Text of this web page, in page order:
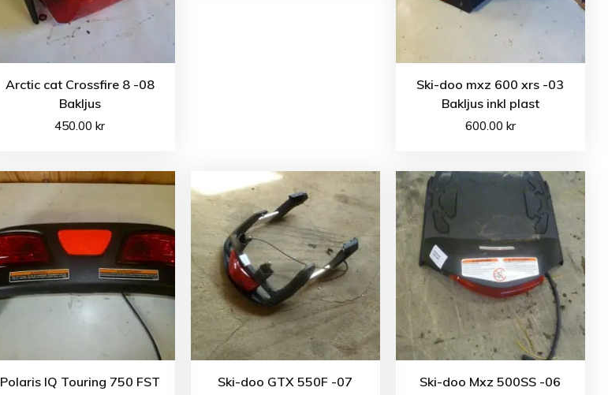
Arctic cat Crossfire 8 -08
Bakljus
450.00kr
Ski-doo mxz 600 xrs -03
Bakljus inkl plast
600.00 kr
Polaris IQ Touring 750 FST
Ski-doo GTX 550F -07
Ski-doo Mxz 500SS -06